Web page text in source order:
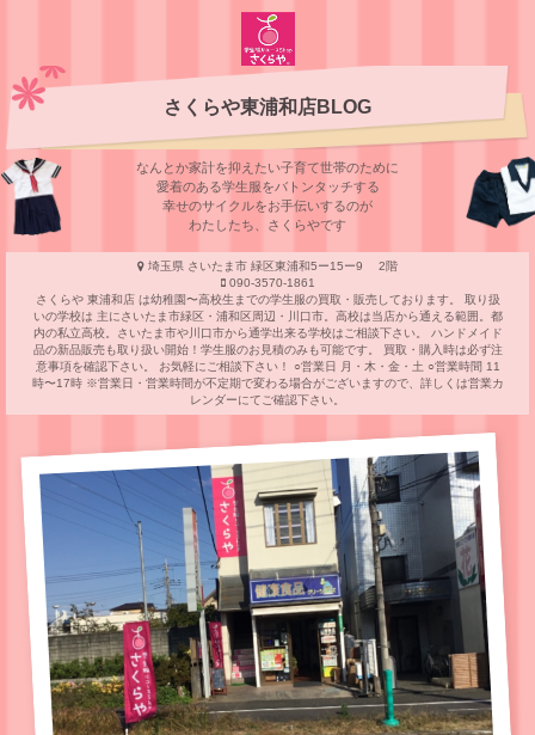
さくらや東浦和店BLOG
なんとか家計を抑えたい子育て世帯のために
愛着のある学⽣服をバトンタッチする
幸せのサイクルをお⼿伝いするのが
わたしたち、さくらやです
埼玉県 さいたま市 緑区東浦和5ー15ー9 2階
090-3570-1861
さくらや 東浦和店 は幼稚園〜高校生までの学生服の買取・販売しております。 取り扱
いの学校は 主にさいたま市緑区・浦和区周辺・川口市。高校は当店から通える範囲。都
内の私立高校。さいたま市や川口市から通学出来る学校はご相談下さい。 ハンドメイド
品の新品販売も取り扱い開始！学生服のお見積のみも可能です。 買取・購入時は必ず注
意事項を確認下さい。 お気軽にご相談下さい！ ○営業日 月・木・金・土 ○営業時間 11
時〜17時 ※営業日・営業時間が不定期で変わる場合がございますので、詳しくは営業カ
レンダーにてご確認下さい。